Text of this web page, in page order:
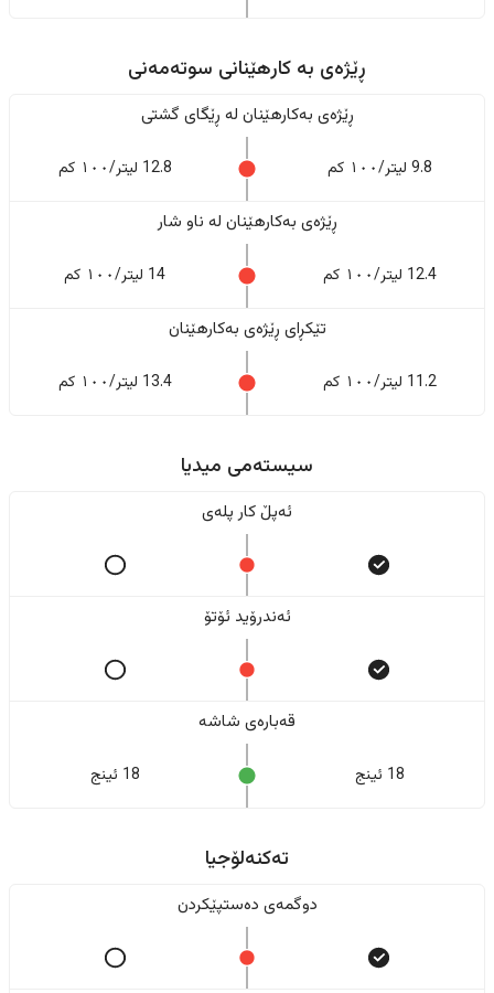
ڕێژەى به کارهێنانی سوتەمەنی
ڕێژەى بەکارهێنان له ڕێگای گشتی
9.8 لیتر/١٠٠ کم 12.8 لیتر/١٠٠ کم
ڕێژەى بەکارهێنان له ناو شار
12.4 لیتر/١٠٠ کم 14 لیتر/١٠٠ کم
تێکڕای ڕێژەى بەکارهێنان
11.2 لیتر/١٠٠ کم 13.4 لیتر/١٠٠ کم
سیستەمی میدیا
ئەپڵ کار پلەی
ئەندرۆید ئۆتۆ
قەبارەی شاشە
18 ئینج 18 ئینج
تەکنەلۆجیا
دوگمەی دەستپێکردن